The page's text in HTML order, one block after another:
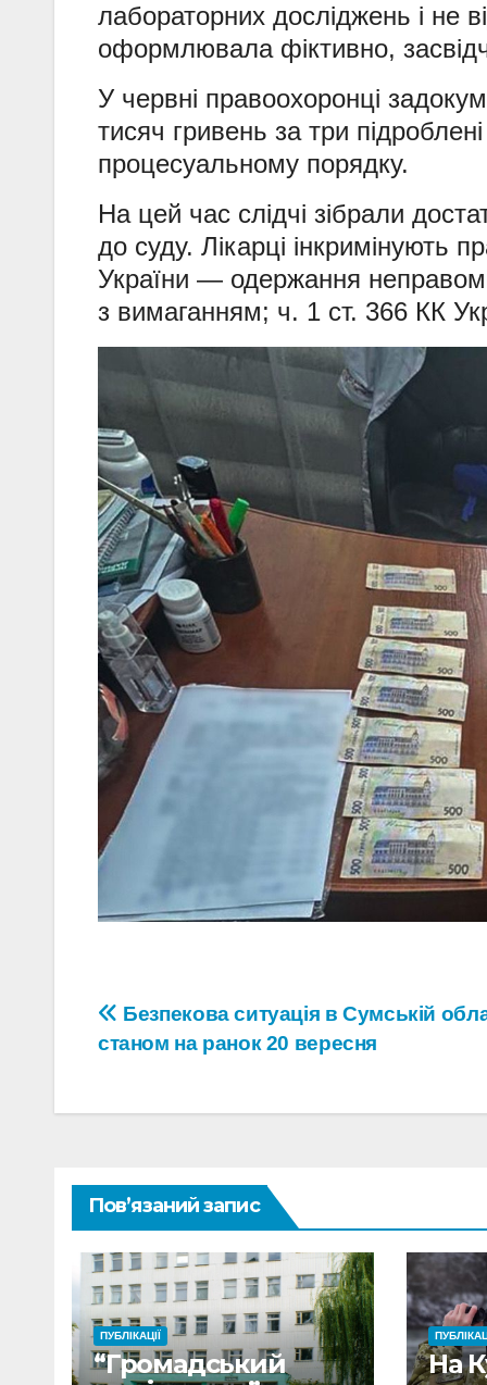
лабораторних досліджень і не
оформлювала фіктивно,
У червні правоохоронці
тисяч гривень за три
процесуальному порядку.
На цей час слідчі зібрали
до суду. Лікарці інкримінують
України — одержання
з вимаганням; ч. 1 ст. 366 КК
Навігація
записів
Безпекова ситуація в Сумській
станом на ранок 20 вересня
Пов’язаний запис
ПУБЛІКАЦІЇ
“Громадський
На